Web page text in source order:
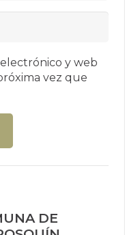
y web
vez que
DE